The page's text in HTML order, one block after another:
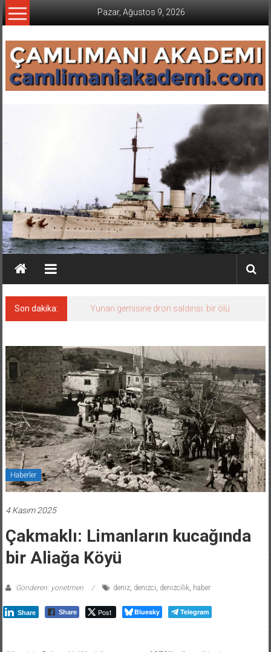
İçeriğe
geç
Pazar, Ağustos 9, 2026
Son dakika: Yunan gemisine dron saldırısı: bir ölü
Haberler
4 Kasım 2025
Çakmaklı: Limanların kucağında
bir Aliağa Köyü
Gönderen: yonetmen deniz, denizci denizcilik, haber
Share Share Post Bluesky Telegram